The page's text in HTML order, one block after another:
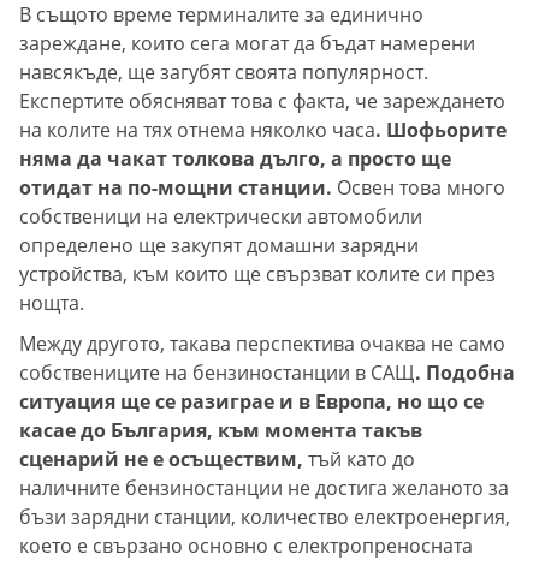
В същото време терминалите за единично
зареждане, които сега могат да бъдат намерени
навсякъде, ще загубят своята популярност.
Експертите обясняват това с факта, че зареждането
на колите на тях отнема няколко часа. Шофьорите
няма да чакат толкова дълго, а просто ще
отидат на по-мощни станции. Освен това много
собственици на електрически автомобили
определено ще закупят домашни зарядни
устройства, към които ще свързват колите си през
нощта.
Между другото, такава перспектива очаква не само
собствениците на бензиностанции в САЩ. Подобна
ситуация ще се разиграе и в Европа, но що се
касае до България, към момента такъв
сценарий не е осъществим, тъй като до
наличните бензиностанции не достига желаното за
бъзи зарядни станции, количество електроенергия,
което е свързано основно с електропреносната